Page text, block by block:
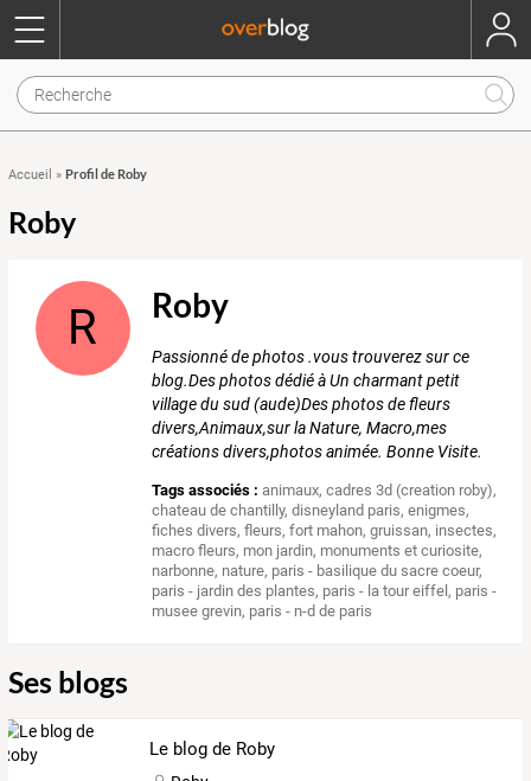
Accueil » Profil de Roby
Roby
R Roby
Passionné de photos .vous trouverez sur ce
blog.Des photos dédié à Un charmant petit
village du sud (aude)Des photos de fleurs
divers,Animaux,sur la Nature, Macro,mes
créations divers,photos animée. Bonne Visite.
Tags associés : animaux,cadres 3d (creation roby),
chateau de chantilly,disneyland paris,enigmes,
fiches divers,fleurs,fort mahon,gruissan, insectes,
macro fleurs, mon jardin, monuments et curiosite,
narbonne, nature, paris - basilique du sacre coeur,
paris - jardin des plantes, paris - la tour eiffel, paris -
musee grevin, paris - n-d de paris
Ses blogs
Le blog de Roby